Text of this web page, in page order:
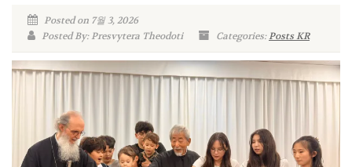
Posted on 7월 3, 2026
Posted By: Presvytera Theodoti
Categories:Posts KR